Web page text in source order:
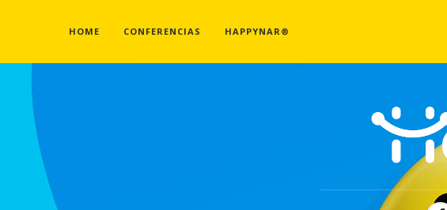
HOME CONFERENCIAS HAPPYNAR®